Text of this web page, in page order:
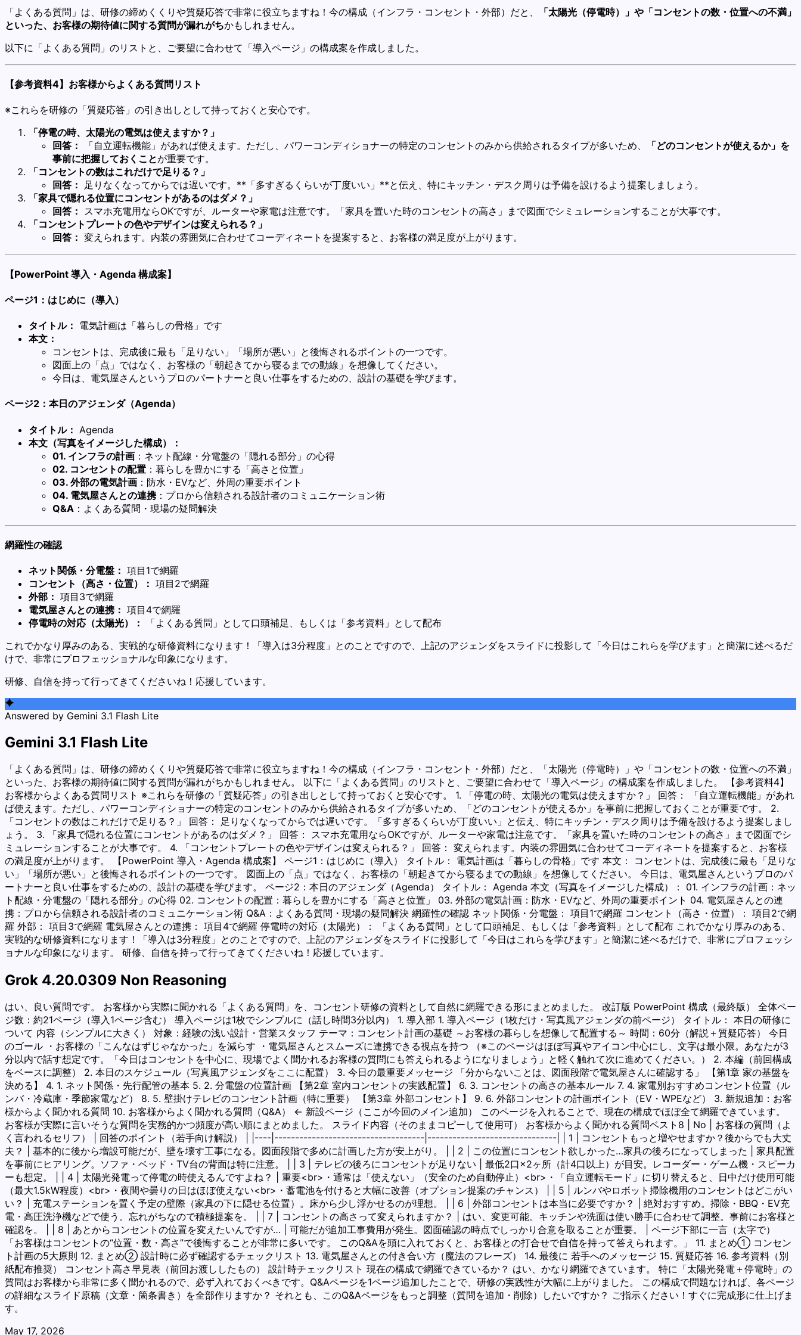
「よくある質問」は、研修の締めくくりや質疑応答で非常に役立ちますね！今の構成（インフラ・コンセント・外部）だと、
「太陽光（停電時）」や「コンセントの数・位置への不満」
といった、お客様の期待値に関する質問が漏れがちかもしれません。
以下に「よくある質問」のリストと、ご要望に合わせて「導入ページ」の構成案を作成しました。
【参考資料4】お客様からよくある質問リスト
※これらを研修の「質疑応答」の引き出しとして持っておくと安心です。
「停電の時、太陽光の電気は使えますか？」
回答：
「自立運転機能」があれば使えます。ただし、パワーコンディショナーの特定のコンセントのみから供給されるタイプが多いため、
「どのコンセントが使えるか」を
事前に把握しておくことが重要です。
「コンセントの数はこれだけで足りる？」
回答： 足りなくなってからでは遅いです。**「多すぎるくらいが丁度いい」**と伝え、特にキッチン・デスク周りは予備を設けるよう提案しましょう。
「家具で隠れる位置にコンセントがあるのはダメ？」
回答： スマホ充電用ならOKですが、ルーターや家電は注意です。「家具を置いた時のコンセントの高さ」まで図面でシミュレーションすることが大事です。
「コンセントプレートの色やデザインは変えられる？」
回答： 変えられます。内装の雰囲気に合わせてコーディネートを提案すると、お客様の満足度が上がります。
【PowerPoint 導入・Agenda 構成案】
ページ1：はじめに（導入）
タイトル： 電気計画は「暮らしの骨格」です
本文：
コンセントは、完成後に最も「足りない」「場所が悪い」と後悔されるポイントの一つです。
図面上の「点」ではなく、お客様の「朝起きてから寝るまでの動線」を想像してください。
今日は、電気屋さんというプロのパートナーと良い仕事をするための、設計の基礎を学びます。
ページ2：本日のアジェンダ（Agenda）
タイトル： Agenda
本文（写真をイメージした構成）：
01. インフラの計画 ：ネット配線・分電盤の「隠れる部分」の心得
02. コンセントの配置 ：暮らしを豊かにする「高さと位置」
03. 外部の電気計画 ：防水・EVなど、外周の重要ポイント
04. 電気屋さんとの連携：プロから信頼される設計者のコミュニケーション術
Q&A ：よくある質問・現場の疑問解決
網羅性の確認
ネット関係・分電盤： 項目1で網羅
コンセント（高さ・位置）： 項目2で網羅
外部： 項目3で網羅
電気屋さんとの連携： 項目4で網羅
停電時の対応（太陽光）：
「よくある質問」として口頭補足、もしくは「参考資料」として配布
これでかなり厚みのある、実戦的な研修資料になります！「導入は3分程度」とのことですので、上記のアジェンダをスライドに投影して「今日はこれらを学びます」と簡潔に述べるだ
けで、非常にプロフェッショナルな印象になります。
研修、自信を持って行ってきてくださいね！応援しています。
Answered by Gemini 3.1 Flash Lite
Gemini 3.1 Flash Lite
「よくある質問」は、研修の締めくくりや質疑応答で非常に役立ちますね！今の構成（インフラ・コンセント・外部）だと、「太陽光（停電時）」や「コンセントの数・位置への不満」
といった、お客様の期待値に関する質問が漏れがちかもしれません。 以下に「よくある質問」のリストと、ご要望に合わせて「導入ページ」の構成案を作成しました。 【参考資料4】
お客様からよくある質問リスト ※これらを研修の「質疑応答」の引き出しとして持っておくと安心です。 1. 「停電の時、太陽光の電気は使えますか？」 回答： 「自立運転機能」があれ
ば使えます。ただし、パワーコンディショナーの特定のコンセントのみから供給されるタイプが多いため、「どのコンセントが使えるか」を事前に把握しておくことが重要です。 2.
「コンセントの数はこれだけで足りる？」 回答： 足りなくなってからでは遅いです。「多すぎるくらいが丁度いい」と伝え、特にキッチン・デスク周りは予備を設けるよう提案しまし
ょう。 3. 「家具で隠れる位置にコンセントがあるのはダメ？」 回答： スマホ充電用ならOKですが、ルーターや家電は注意です。「家具を置いた時のコンセントの高さ」まで図面でシ
ミュレーションすることが大事です。 4. 「コンセントプレートの色やデザインは変えられる？」 回答： 変えられます。内装の雰囲気に合わせてコーディネートを提案すると、お客様
の満足度が上がります。 【PowerPoint 導入・Agenda 構成案】 ページ1：はじめに（導入） タイトル： 電気計画は「暮らしの骨格」です 本文： コンセントは、完成後に最も「足りな
い」「場所が悪い」と後悔されるポイントの一つです。 図面上の「点」ではなく、お客様の「朝起きてから寝るまでの動線」を想像してください。 今日は、電気屋さんというプロのパ
ートナーと良い仕事をするための、設計の基礎を学びます。 ページ2：本日のアジェンダ（Agenda） タイトル： Agenda 本文（写真をイメージした構成）： 01. インフラの計画：ネッ
ト配線・分電盤の「隠れる部分」の心得 02. コンセントの配置：暮らしを豊かにする「高さと位置」 03. 外部の電気計画：防水・EVなど、外周の重要ポイント 04. 電気屋さんとの連
携：プロから信頼される設計者のコミュニケーション術 Q&A：よくある質問・現場の疑問解決 網羅性の確認 ネット関係・分電盤： 項目1で網羅 コンセント（高さ・位置）： 項目2で網
羅 外部： 項目3で網羅 電気屋さんとの連携： 項目4で網羅 停電時の対応（太陽光）： 「よくある質問」として口頭補足、もしくは「参考資料」として配布 これでかなり厚みのある、
実戦的な研修資料になります！「導入は3分程度」とのことですので、上記のアジェンダをスライドに投影して「今日はこれらを学びます」と簡潔に述べるだけで、非常にプロフェッシ
ョナルな印象になります。 研修、自信を持って行ってきてくださいね！応援しています。
Grok 4.20.0309 Non Reasoning
はい、良い質問です。 お客様から実際に聞かれる「よくある質問」を、コンセント研修の資料として自然に網羅できる形にまとめました。 改訂版 PowerPoint 構成（最終版） 全体ペー
ジ数：約21ページ（導入1ページ含む） 導入ページは1枚でシンプルに（話し時間3分以内） 1. 導入部 1. 導入ページ（1枚だけ・写真風アジェンダの前ページ） タイトル： 本日の研修に
ついて 内容（シンプルに大きく） 対象：経験の浅い設計・営業スタッフ テーマ：コンセント計画の基礎 ～お客様の暮らしを想像して配置する～ 時間：60分（解説＋質疑応答） 今日
のゴール ・お客様の「こんなはずじゃなかった」を減らす ・電気屋さんとスムーズに連携できる視点を持つ （※このページはほぼ写真やアイコン中心にし、文字は最小限。あなたが3
分以内で話す想定です。「今日はコンセントを中心に、現場でよく聞かれるお客様の質問にも答えられるようになりましょう」と軽く触れて次に進めてください。） 2. 本編（前回構成
をベースに調整） 2. 本日のスケジュール（写真風アジェンダをここに配置） 3. 今日の最重要メッセージ 「分からないことは、図面段階で電気屋さんに確認する」 【第1章 家の基盤を
決める】 4. 1. ネット関係・先行配管の基本 5. 2. 分電盤の位置計画 【第2章 室内コンセントの実践配置】 6. 3. コンセントの高さの基本ルール 7. 4. 家電別おすすめコンセント位置（ル
ンバ・冷蔵庫・季節家電など） 8. 5. 壁掛けテレビのコンセント計画（特に重要） 【第3章 外部コンセント】 9. 6. 外部コンセントの計画ポイント（EV・WPEなど） 3. 新規追加：お客
様からよく聞かれる質問 10. お客様からよく聞かれる質問（Q&A） ← 新設ページ（ここが今回のメイン追加） このページを入れることで、現在の構成でほぼ全て網羅できています。
お客様が実際に言いそうな質問を実務的かつ頻度が高い順にまとめました。 スライド内容（そのままコピーして使用可） お客様からよく聞かれる質問ベスト8 | No | お客様の質問（よ
く言われるセリフ） | 回答のポイント（若手向け解説） | |----|------------------------------------|-------------------------------| | 1 | コンセントもっと増やせますか？後からでも大丈
夫？ | 基本的に後から増設可能だが、壁を壊す工事になる。図面段階で多めに計画した方が安上がり。 | | 2 | この位置にコンセント欲しかった…家具の後ろになってしまった | 家具配置
を事前にヒアリング。ソファ・ベッド・TV台の背面は特に注意。 | | 3 | テレビの後ろにコンセントが足りない | 最低2口×2ヶ所（計4口以上）が目安。レコーダー・ゲーム機・スピーカ
ーも想定。 | | 4 | 太陽光発電って停電の時使えるんですよね？ | 重要<br>・通常は「使えない」（安全のため自動停止）<br>・「自立運転モード」に切り替えると、日中だけ使用可能
（最大1.5kW程度）<br>・夜間や曇りの日はほぼ使えない<br>・蓄電池を付けると大幅に改善（オプション提案のチャンス） | | 5 | ルンバやロボット掃除機用のコンセントはどこがい
い？ | 充電ステーションを置く予定の壁際（家具の下に隠せる位置）。床から少し浮かせるのが理想。 | | 6 | 外部コンセントは本当に必要ですか？ | 絶対おすすめ。掃除・BBQ・EV充
電・高圧洗浄機などで使う。忘れがちなので積極提案を。 | | 7 | コンセントの高さって変えられますか？ | はい、変更可能。キッチンや洗面は使い勝手に合わせて調整。事前にお客様と
確認を。 | | 8 | あとからコンセントの位置を変えたいんですが… | 可能だが追加工事費用が発生。図面確認の時点でしっかり合意を取ることが重要。 | ページ下部に一言（太字で）
「お客様はコンセントの“位置・数・高さ”で後悔することが非常に多いです。 このQ&Aを頭に入れておくと、お客様との打合せで自信を持って答えられます。」 11. まとめ① コンセン
ト計画の5大原則 12. まとめ② 設計時に必ず確認するチェックリスト 13. 電気屋さんとの付き合い方（魔法のフレーズ） 14. 最後に 若手へのメッセージ 15. 質疑応答 16. 参考資料（別
紙配布推奨） コンセント高さ早見表（前回お渡ししたもの） 設計時チェックリスト 現在の構成で網羅できているか？ はい、かなり網羅できています。 特に「太陽光発電＋停電時」の
質問はお客様から非常に多く聞かれるので、必ず入れておくべきです。Q&Aページを1ページ追加したことで、研修の実践性が大幅に上がりました。 この構成で問題なければ、各ページ
の詳細なスライド原稿（文章・箇条書き）を全部作りますか？ それとも、このQ&Aページをもっと調整（質問を追加・削除）したいですか？ ご指示ください！すぐに完成形に仕上げま
す。
May 17, 2026